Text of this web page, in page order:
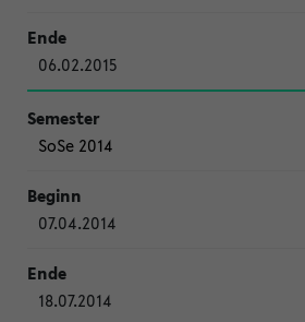
06.02.2015
SoSe 2014
07.04.2014
18.07.2014